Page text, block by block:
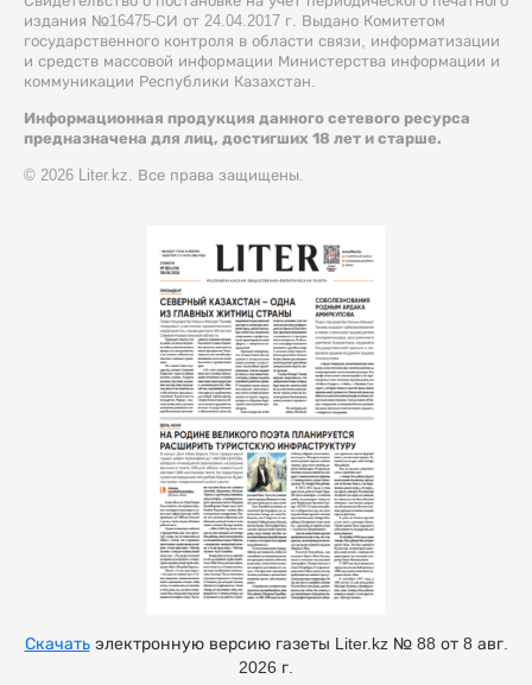
издания №16475-СИ от 24.04.2017 г. Выдано Комитетом
государственного контроля в области связи, информатизации
и средств массовой информации Министерства информации и
коммуникации Республики Казахстан.
Информационная продукция данного сетевого ресурса
предназначена для лиц, достигших 18 лет и старше.
© 2026 Liter.kz. Все права защищены.
Скачатьэлектронную версию газеты Liter.kz № 88 от 8 авг.
2026 г.